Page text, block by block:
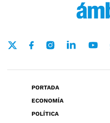
PORTADA
ECONOMÍA
POLÍTICA